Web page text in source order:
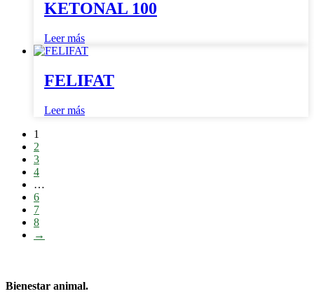
KETONAL 100
Leer más
FELIFAT
Leer más
1
2
3
4
…
6
7
8
→
Bienestar animal.